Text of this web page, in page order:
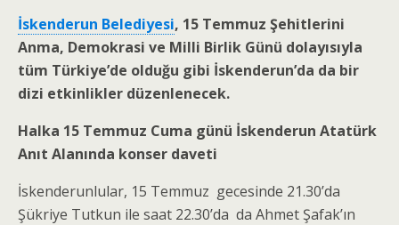
İskenderun Belediyesi, 15 Temmuz Şehitlerini
Anma, Demokrasi ve Milli Birlik Günü dolayısıyla
tüm Türkiye’de olduğu gibi İskenderun’da da bir
dizi etkinlikler düzenlenecek.
Halka 15 Temmuz Cuma günü İskenderun Atatürk
Anıt Alanında konser daveti
İskenderunlular, 15 Temmuz gecesinde 21.30’da
Şükriye Tutkun ile saat 22.30’da da Ahmet Şafak’ın